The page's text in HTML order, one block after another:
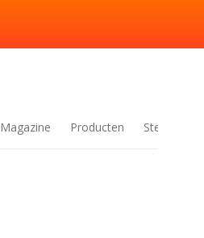
Magazine Producten Steden